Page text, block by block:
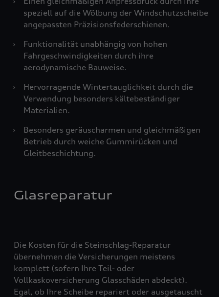
speziell auf die Wölbung der Windschutzscheibe
angepassten Präzisionsfederschienen.
›
Funktionalität unabhängig von hohen
Fahrgeschwindigkeiten durch ihre
aerodynamische Bauweise.
›
Hervorragende Wintertauglichkeit durch die
Verwendung besonders kältebeständiger
Materialien.
›
Besonders geräuscharmen und gleichmäßigen
Betrieb durch weiche Gummirücken und
Gleitbeschichtung.
Glasreparatur
Die Kosten für die Steinschlag-Reparatur
übernehmen die Versicherungen meistens
komplett (sofern Ihre Teil- oder
Vollkaskoversicherung Glasschäden abdeckt).
Egal, ob Ihre Scheibe repariert oder ausgetauscht